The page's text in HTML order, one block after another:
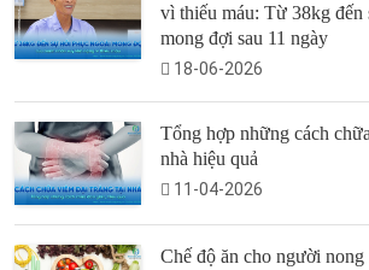
vì thiếu máu: Từ 38kg đến
mong đợi sau 11 ngày
18-06-2026
Tổng hợp những cách
nhà hiệu quả
11-04-2026
Chế độ ăn cho người nong